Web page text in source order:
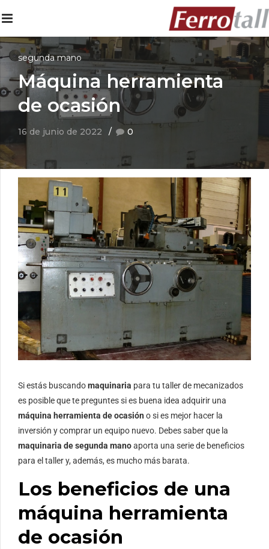
segunda mano
Máquina herramienta
de ocasión
16 de junio de 2022 0
Si estás buscandomaquinaria para tu taller de mecanizados
es posible que te preguntes si es buena idea adquirir una
máquina herramienta de ocasión o si es mejor hacer la
inversión y comprar un equipo nuevo. Debes saber que la
maquinaria de segunda manoaporta una serie de beneficios
para el taller y, además, es mucho más barata.
Los beneficios de una
máquina herramienta
de ocasión